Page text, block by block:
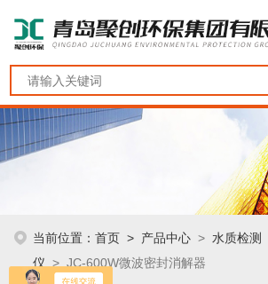
当前位置：首页 > 产品中心 >水质检测
仪 > JC-600W微波密封消解器